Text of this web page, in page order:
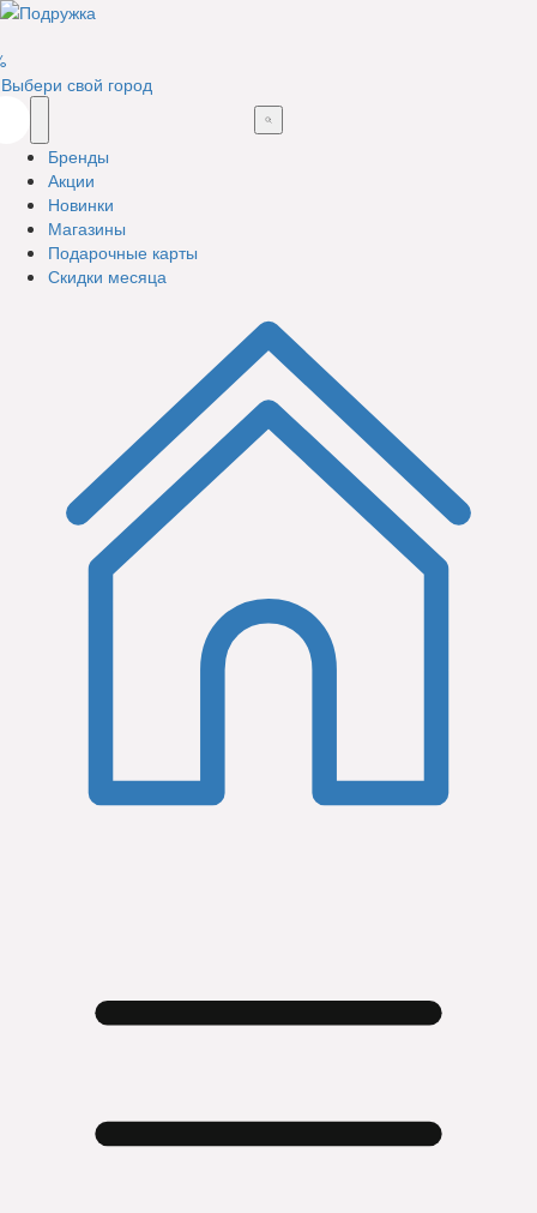
Выбери свой город
Бренды
Акции
Новинки
Магазины
Подарочные карты
Скидки месяца